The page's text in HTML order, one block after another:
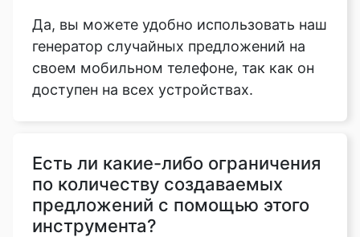
Да, вы можете удобно использовать наш
генератор случайных предложений на
своем мобильном телефоне, так как он
доступен на всех устройствах.
Есть ли какие-либо ограничения
по количеству создаваемых
предложений с помощью этого
инструмента?